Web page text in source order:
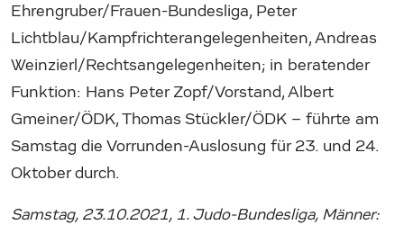
Ehrengruber/Frauen-Bundesliga, Peter
Lichtblau/Kampfrichterangelegenheiten, Andreas
Weinzierl/Rechtsangelegenheiten; in beratender
Funktion: Hans Peter Zopf/Vorstand, Albert
Gmeiner/ÖDK, Thomas Stückler/ÖDK – führte am
Samstag die Vorrunden-Auslosung für 23. und 24.
Oktober durch.
Samstag, 23.10.2021, 1. Judo-Bundesliga, Männer: